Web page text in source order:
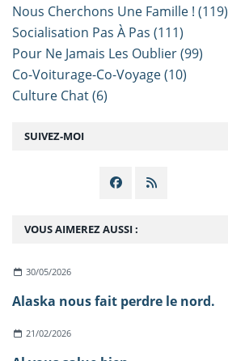
SUIVEZ-MOI
VOUS AIMEREZ AUSSI :
30/05/2026
Alaska nous fait perdre le nord.
21/02/2026
Nous Cherchons Une Famille ! (119)
Socialisation Pas À Pas (111)
Pour Ne Jamais Les Oublier(99)
Co-Voiturage-Co-Voyage(10)
Culture Chat(6)